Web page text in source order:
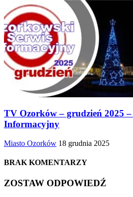
TV Ozorków – grudzień 2025
Informacyjny
Miasto Ozorków 18 grudnia 2025
BRAK KOMENTARZY
ZOSTAW ODPOWIEDŹ